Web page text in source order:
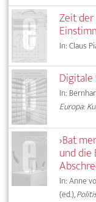
Zeit
In: Claus
Digitale
In:
Europa:
›Bat
und
In: Anne
(ed.),